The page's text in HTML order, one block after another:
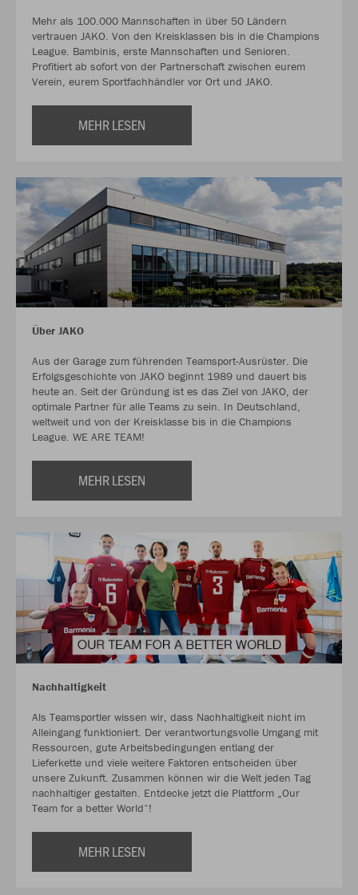
Mehr als 100.000 Mannschaften in über 50 Ländern
vertrauen JAKO. Von den Kreisklassen bis in die Champions
League. Bambinis, erste Mannschaften und Senioren.
Profitiert ab sofort von der Partnerschaft zwischen eurem
Verein, eurem Sportfachhändler vor Ort und JAKO.
MEHR LESEN
Über JAKO
Aus der Garage zum führenden Teamsport-Ausrüster. Die
Erfolgsgeschichte von JAKO beginnt 1989 und dauert bis
heute an. Seit der Gründung ist es das Ziel von JAKO, der
optimale Partner für alle Teams zu sein. In Deutschland,
weltweit und von der Kreisklasse bis in die Champions
League. WE ARE TEAM!
MEHR LESEN
Nachhaltigkeit
Als Teamsportler wissen wir, dass Nachhaltigkeit nicht im
Alleingang funktioniert. Der verantwortungsvolle Umgang mit
Ressourcen, gute Arbeitsbedingungen entlang der
Lieferkette und viele weitere Faktoren entscheiden über
unsere Zukunft. Zusammen können wir die Welt jeden Tag
nachhaltiger gestalten. Entdecke jetzt die Plattform „Our
Team for a better World“!
MEHR LESEN